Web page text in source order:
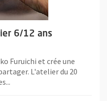
6/12 ans
Furuichi et crée une
L'atelier du 20